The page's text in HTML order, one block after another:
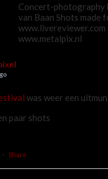
Concert-photography
van Baan Shots made
www.livereviewer.com
www.metalpix.nl
was weer een
paar shots
· Share